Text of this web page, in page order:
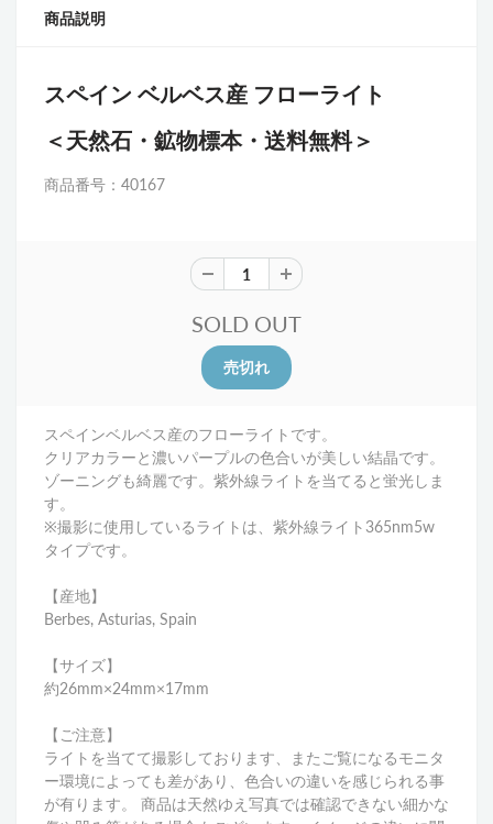
商品説明
スペイン ベルベス産 フローライト
＜天然石・鉱物標本・送料無料＞
商品番号：40167
SOLD OUT
スペインベルベス産のフローライトです。
クリアカラーと濃いパープルの色合いが美しい結晶です。
ゾーニングも綺麗です。 紫外線ライトを当てると蛍光しま
す。
※撮影に使用しているライトは、紫外線ライト365nm5w
タイプです。
【産地】
Berbes, Asturias, Spain
【サイズ】
約26mm×24mm×17mm
【ご注意】
ライトを当てて撮影しております、またご覧になるモニタ
ー環境によっても差があり、色合いの違いを感じられる事
が有ります。 商品は天然ゆえ写真では確認できない細かな